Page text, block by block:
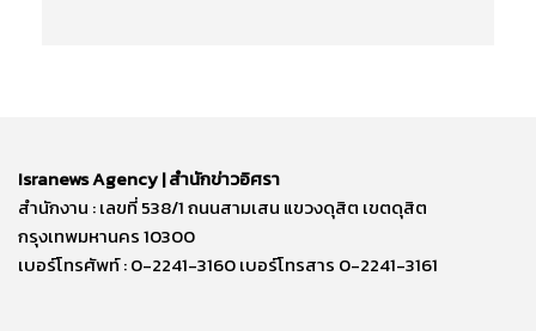
Isranews Agency | สำนักข่าวอิศรา
สำนักงาน : เลขที่ 538/1 ถนนสามเสน แขวงดุสิต เขตดุสิต
กรุงเทพมหานคร 10300
เบอร์โทรศัพท์ : 0-2241-3160 เบอร์โทรสาร 0-2241-3161